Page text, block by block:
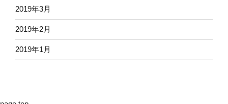
2019年3月
2019年2月
2019年1月